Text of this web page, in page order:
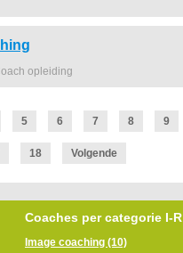
opleiding
5 6 7 8 9
18 Volgende
Coaches per categorie I-R
Image coaching (10)